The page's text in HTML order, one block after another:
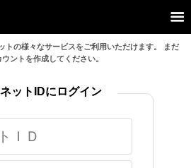
トの様々なサービスをご利用いただけます。 まだ
ントを作成してください。
ットIDにログイン